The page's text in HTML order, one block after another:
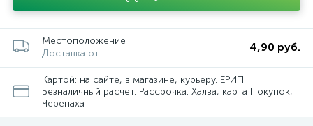
Местоположение
Доставка от
4,90 руб.
Картой: на сайте, в магазине, курьеру. ЕРИП.
Безналичный расчет. Рассрочка: Халва, карта Покупок,
Черепаха